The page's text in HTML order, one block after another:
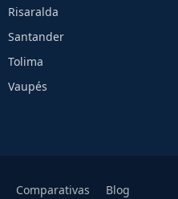
Risaralda
Santander
Tolima
Vaupés
Comparativas Blog